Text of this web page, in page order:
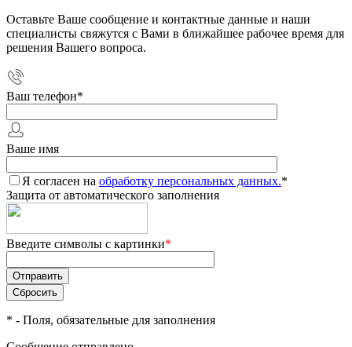
Оставьте Ваше сообщение и контактные данные и наши
специалисты свяжутся с Вами в ближайшее рабочее время для
решения Вашего вопроса.
Ваш телефон*
Ваше имя
Я согласен на обработку персональных данных.*
Защита от автоматического заполнения
Введите символы с картинки*
* - Поля, обязательные для заполнения